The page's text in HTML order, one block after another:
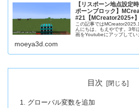
【リスポーン地点設定
ポーンブロック】
#21【MCreator2025+】
この記事では
んにちは、もえやです。3年
画をYoutubeにアップしてい
moeya3d.com
目次
グローバル変数を追加